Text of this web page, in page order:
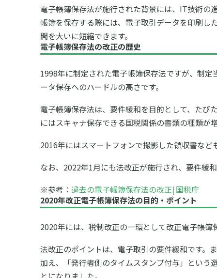
電子帳簿保存法が施行された背景には、IT技術の
帳簿を保存する際には、電子取引データを印刷し
間を大いに短縮できます。
電子帳簿保存法の改正の歴史
1998年に制定された電子帳簿保存法ですが、制
ータ保存へのハードルの高さです。
電子帳簿保存法は、要件緩和を目的として、たび
にはスキャナ保存できる国税関係の書類の種類が
2016年にはスマートフォンで撮影した領収書な
なお、2022年1月にも法改正が施行され、要件緩
※参考： 過去の電子帳簿保存法の改正￨国税庁
2020年改正電子帳簿保存法の目的・ポイント
2020年には、税制改正の一環として改正電子帳
法改正のポイントは、電子取引の要件緩和です。
加え、「発行者側のタイムスタンプ付与」という